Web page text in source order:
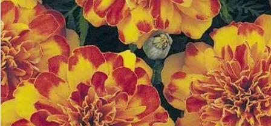
Palīglīdzekļi augu audzēšanai(72)
Klientu Diena
Novatec - izcils mēslošanai arī
sezonas otrajā pusē!
Piedāvājums ābeļdārziem